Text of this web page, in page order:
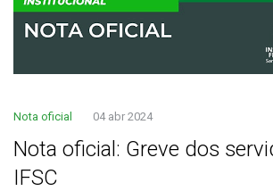
Nota oficial 04 abr 2024
Nota oficial: Greve dos
IFSC